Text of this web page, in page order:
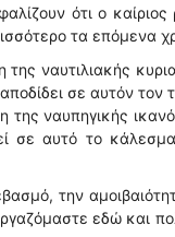
ότι ο καίριος
τα επόμενα
ναυτιλιακής
σε αυτόν τον
της ναυπηγικής
σε αυτό το
την
εδώ και